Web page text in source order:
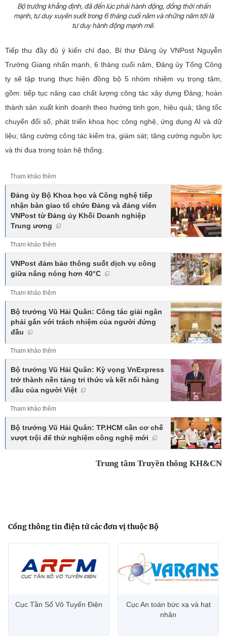
Bộ trưởng khẳng định, đã đến lúc phải hành động, đồng thời nhấn
mạnh, tư duy xuyên suốt trong 6 tháng cuối năm và những năm tới là
tư duy hành động mạnh mẽ.
Tiếp thu đầy đủ ý kiến chỉ đạo, Bí thư Đảng ủy VNPost Nguyễn
Trường Giang nhấn mạnh, 6 tháng cuối năm, Đảng ủy Tổng Công
ty sẽ tập trung thực hiện đồng bộ 5 nhóm nhiệm vụ trọng tâm,
gồm: tiếp tục nâng cao chất lượng công tác xây dựng Đảng; hoàn
thành sản xuất kinh doanh theo hướng tinh gọn, hiệu quả; tăng tốc
chuyển đổi số, phát triển khoa học công nghệ, ứng dụng AI và dữ
liệu; tăng cường công tác kiểm tra, giám sát; tăng cường nguồn lực
và thi đua trong toàn hệ thống.
Tham khảo thêm
Đảng ủy Bộ Khoa học và Công nghệ tiếp
nhận bàn giao tổ chức Đảng và đảng viên
VNPost từ Đảng ủy Khối Doanh nghiệp
Trung ương
Tham khảo thêm
VNPost đảm bảo thông suốt dịch vụ công
giữa nắng nóng hơn 40°C
Tham khảo thêm
Bộ trưởng Vũ Hải Quân: Công tác giải ngân
phải gắn với trách nhiệm của người đứng
đầu
Tham khảo thêm
Bộ trưởng Vũ Hải Quân: Kỳ vọng VnExpress
trở thành nền tảng tri thức và kết nối hàng
đầu của người Việt
Tham khảo thêm
Bộ trưởng Vũ Hải Quân: TP.HCM cần cơ chế
vượt trội để thử nghiệm công nghệ mới
Trung tâm Truyền thông KH&CN
Cổng thông tin điện tử các đơn vị thuộc Bộ
Cục Tần Số Vô Tuyến Điện
Cục An toàn bức xạ và hạt
nhân